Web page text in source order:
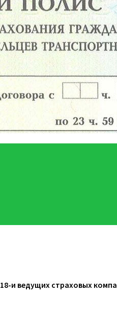
18-и ведущих страховых